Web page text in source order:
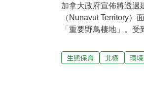
加拿大政府宣佈將透過
（Nunavut Territory）
「重要野鳥棲地」。
（Akpait，即瑞德灣）
署長吉汎德（Julie
鳥棲地位於卡庫路依
生態保育 北極 環